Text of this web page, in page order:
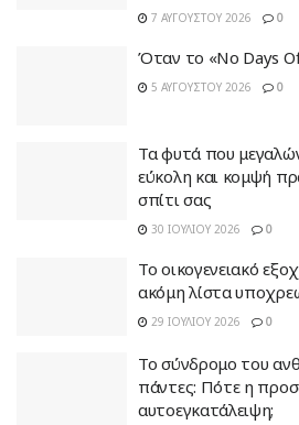
7 ΑΥΓΟΎΣΤΟΥ 2026 0
Όταν το «No Days
5 ΑΥΓΟΎΣΤΟΥ 2026 0
Τα φυτά που
εύκολη και κομψή
σπίτι σας
30 ΙΟΥΛΊΟΥ 2026 0
Το οικογενειακό
ακόμη λίστα
29 ΙΟΥΛΊΟΥ 2026 0
Το σύνδρομο του
πάντες: Πότε η
αυτοεγκατάλειψη;